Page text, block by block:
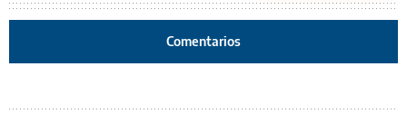
Comentarios